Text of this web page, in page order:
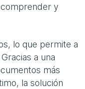
y
lo que permite a
a una
más
la solución